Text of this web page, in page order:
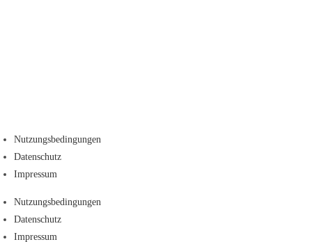
Nutzungsbedingungen
Datenschutz
Impressum
Nutzungsbedingungen
Datenschutz
Impressum